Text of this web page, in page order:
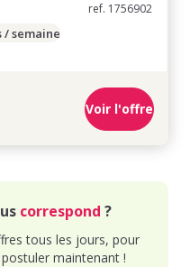
ref. 1756902
/ semaine
Voir l'offre
correspond ?
tous les jours, pour
maintenant !